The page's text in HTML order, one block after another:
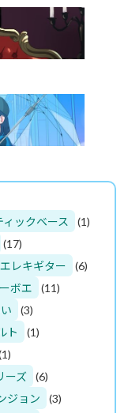
ィックベース
(1)
(17)
エレキギター
(6)
ボエ
(11)
(3)
ト
(1)
ーズ
(6)
ジョン
(3)